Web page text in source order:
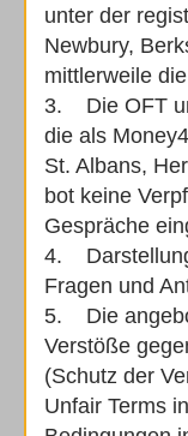
unter der
Newbury,
mittlerweile
3. Die OFT
die als
St. Albans,
bot keine
Gespräche
4.
Fragen und
5. Die
Verstöße
(Schutz der
Unfair Terms